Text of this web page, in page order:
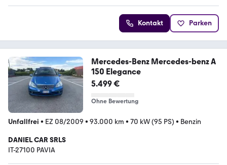
Kontakt Parken
Mercedes-Benz Mercedes-benz A
150 Elegance
5.499 €
Ohne Bewertung
Unfallfrei • EZ 08/2009 • 93.000 km • 70 kW (95 PS) • Benzin
DANIEL CAR SRLS
IT-27100 PAVIA